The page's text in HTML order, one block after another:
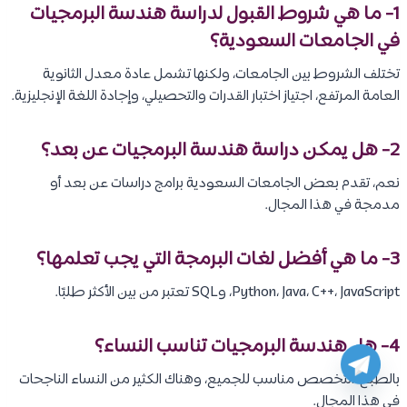
1- ما هي شروط القبول لدراسة هندسة البرمجيات
في الجامعات السعودية؟
تختلف الشروط بين الجامعات، ولكنها تشمل عادة معدل الثانوية
العامة المرتفع، اجتياز اختبار القدرات والتحصيلي، وإجادة اللغة الإنجليزية.
2- هل يمكن دراسة هندسة البرمجيات عن بعد؟
نعم، تقدم بعض الجامعات السعودية برامج دراسات عن بعد أو
مدمجة في هذا المجال.
3- ما هي أفضل لغات البرمجة التي يجب تعلمها؟
Python، Java، C++، JavaScript، وSQL تعتبر من بين الأكثر طلبًا.
4- هل هندسة البرمجيات تناسب النساء؟
بالطبع، التخصص مناسب للجميع، وهناك الكثير من النساء الناجحات
في هذا المجال.